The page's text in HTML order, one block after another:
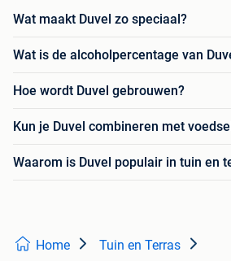
Wat maakt Duvel zo speciaal?
Wat is de alcoholpercentage van
Hoe wordt Duvel gebrouwen?
Kun je Duvel combineren met
Waarom is Duvel populair in tuin en
Home Tuin en Terras